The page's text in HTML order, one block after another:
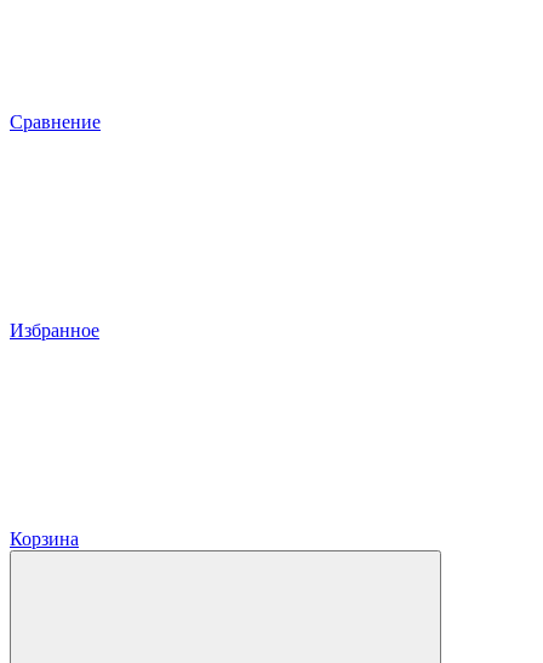
Сравнение
Избранное
Корзина